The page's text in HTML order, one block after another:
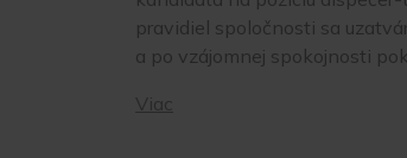
pravidiel spoločnosti sa
a po vzájomnej spokojnosti
Viac